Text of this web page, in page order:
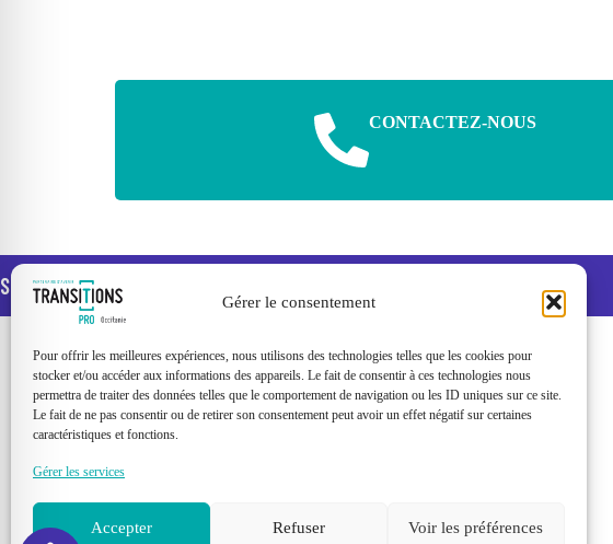
Gérer le consentement
Pour offrir les meilleures expériences, nous utilisons des technologies telles que les cookies pour
stocker et/ou accéder aux informations des appareils. Le fait de consentir à ces technologies nous
permettra de traiter des données telles que le comportement de navigation ou les ID uniques sur ce site.
Le fait de ne pas consentir ou de retirer son consentement peut avoir un effet négatif sur certaines
caractéristiques et fonctions.
Gérer les services
Accepter Refuser Voir les préférences
CONTACTEZ-NOUS
Suivez-nous
du secteur privé dans leur projet de reconversion